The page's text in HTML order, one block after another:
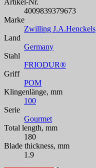
4009839379673
Marke
Zwilling J.A.Henckels
Land
Germany
Stahl
FRIODUR®
Griff
POM
Klingenlänge, mm
100
Serie
Gourmet
Total length, mm
180
Blade thickness, mm
1.9